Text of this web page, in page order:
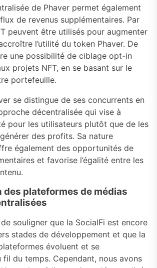
de Phaver permet également
de revenus supplémentaires. Par
peuvent être utilisés pour augmenter
l’utilité du token Phaver. De
une possibilité de ciblage opt-in
projets NFT, en se basant sur le
portefeuille.
se distingue de ses concurrents en
décentralisée qui vise à
pour les utilisateurs plutôt que de les
des profits. Sa nature
également des opportunités de
et favorise l’égalité entre les
des plateformes de médias
souligner que la SocialFi est encore
stades de développement et que la
évoluent et se
du temps. Cependant, nous avons